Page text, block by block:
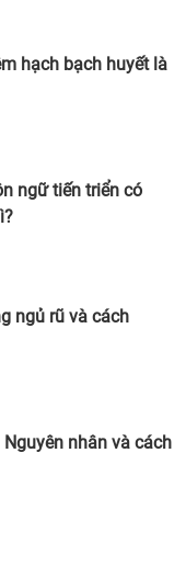
hạch bạch huyết là
ngữ tiến triển có
ngủ rũ và cách
nhân và cách